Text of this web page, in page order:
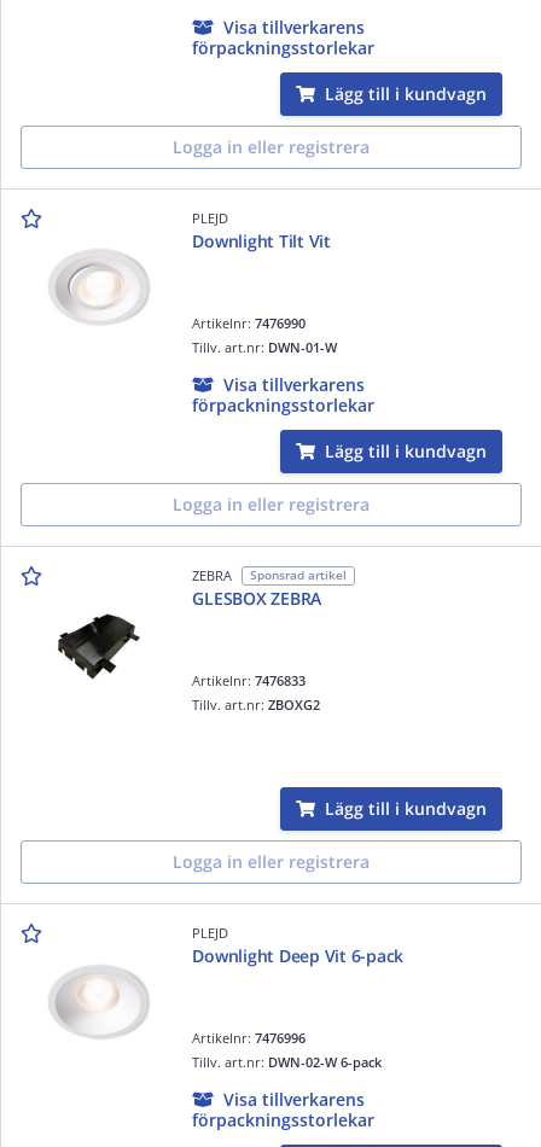
Visa tillverkarens
förpackningsstorlekar
Lägg till i kundvagn
Logga in eller registrera
PLEJD
Downlight Tilt Vit
Artikelnr:7476990
Tillv. art.nr: DWN-01-W
Visa tillverkarens
förpackningsstorlekar
Lägg till i kundvagn
Logga in eller registrera
ZEBRA Sponsrad artikel
GLESBOX ZEBRA
Artikelnr:7476833
Tillv. art.nr:ZBOXG2
Lägg till i kundvagn
Logga in eller registrera
PLEJD
Downlight Deep Vit 6-pack
Artikelnr:7476996
Tillv. art.nr: DWN-02-W 6-pack
Visa tillverkarens
förpackningsstorlekar